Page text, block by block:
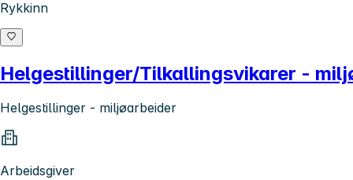
Rykkinn
Helgestillinger/Tilkallingsvikarer -
Helgestillinger - miljøarbeider
Arbeidsgiver